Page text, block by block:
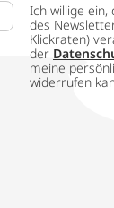
Ich willige ein,
des
Klickraten)
der
meine
widerrufen